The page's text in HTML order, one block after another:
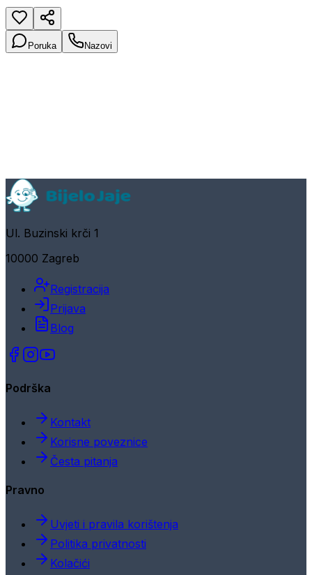
Poruka Nazovi
Ul. Buzinski krči 1
10000 Zagreb
Registracija
Prijava
Blog
Podrška
Kontakt
Korisne poveznice
Česta pitanja
Pravno
Uvjeti i pravila korištenja
Politika privatnosti
Kolačići